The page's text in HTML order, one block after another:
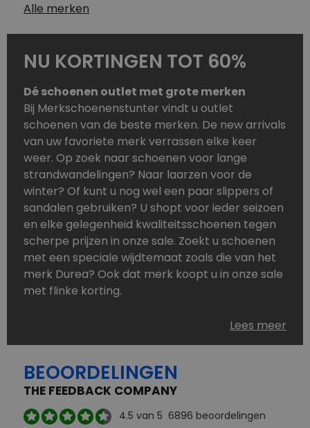
Alle merken
NU KORTINGEN TOT 60%
Dé schoenen outlet met grote merken
Bij Merkschoenenstunter vindt u outlet
schoenen van de beste merken. De new arrivals
van uw favoriete merk verrassen elke keer
weer. Op zoek naar schoenen voor lange
strandwandelingen? Naar laarzen voor de
winter? Of kunt u nog wel een paar slippers of
sandalen gebruiken? U shopt voor ieder seizoen
en elke gelegenheid kwaliteitsschoenen tegen
scherpe prijzen in onze sale. Zoekt u schoenen
met een speciale wijdtemaat zoals die van het
merk Durea? Ook dat merk koopt u in onze sale
met flinke korting.
Schoenen heeft u nooit genoeg. Goedkope
schoenen, maar dus wel van topmerken,
aanbod is zo compleet dat u altijd wel een
passend paar vindt.
Welke schoenmerken vindt u in onze online
Lees meer
BEOORDELINGEN
THE FEEDBACK COMPANY
4.5 van 5 6896 beoordelingen